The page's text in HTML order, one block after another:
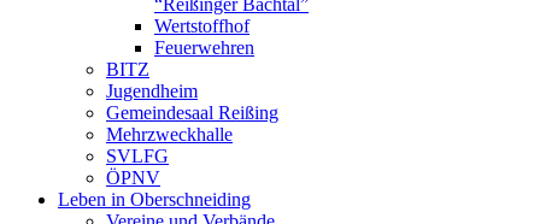
“Reißinger Bachtal”
Wertstoffhof
Feuerwehren
BITZ
Jugendheim
Gemeindesaal Reißing
Mehrzweckhalle
SVLFG
ÖPNV
Leben in Oberschneiding